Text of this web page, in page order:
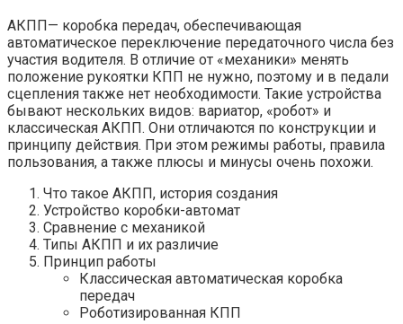
АКПП— коробка передач, обеспечивающая
автоматическое переключение передаточного числа без
участия водителя. В отличие от «механики» менять
положение рукоятки КПП не нужно, поэтому и в педали
сцепления также нет необходимости. Такие устройства
бывают нескольких видов: вариатор, «робот» и
классическая АКПП. Они отличаются по конструкции и
принципу действия. При этом режимы работы, правила
пользования, а также плюсы и минусы очень похожи.
Что такое АКПП, история создания
Устройство коробки-автомат
Сравнение с механикой
Типы АКПП и их различие
Принцип работы
Классическая автоматическая коробка
передач
Роботизированная КПП